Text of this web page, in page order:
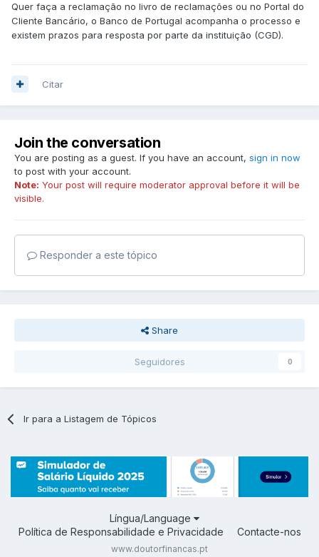
tempo suficiente para analisar o documento e proceder
conforme pedido. Do lado da Lusitânia Vida enviaram-me o
comprovativo em como tinham feito a transferência do
Passados 6 meses ainda não conseguiram resolver a
situação. Nem utilizam o dinheiro do PPR uma prestação
Não sei se foi por ser de entidades gestoras diferentes mas
tem sido uma autentica trapalhada.
Alguém tem uma palavra de sabedoria para me ajudar
Quer faça a reclamação no livro de reclamações ou no Portal do
Cliente Bancário, o Banco de Portugal acompanha o processo e
existem prazos para resposta por parte da instituição (CGD).
Citar
Join the conversation
You are posting as a guest. If you have an account, sign in now
to post with your account.
Note: Your post will require moderator approval before it will be
visible.
Responder a este tópico
Share
Seguidores 0
Ir para a Listagem de Tópicos
Língua/Language
Política de Responsabilidade e Privacidade
Contacte-nos
www.doutorfinancas.pt